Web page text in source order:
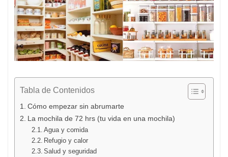
Tabla de Contenidos
Cómo empezar sin abrumarte
La mochila de 72 hrs (tu vida en una mochila)
Agua y comida
Refugio y calor
Salud y seguridad